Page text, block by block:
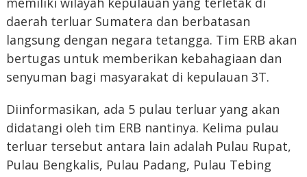
daerah terluar Sumatera dan berbatasan
langsung dengan negara tetangga. Tim ERB akan
bertugas untuk memberikan kebahagiaan dan
senyuman bagi masyarakat di kepulauan 3T.
Diinformasikan, ada 5 pulau terluar yang akan
didatangi oleh tim ERB nantinya. Kelima pulau
terluar tersebut antara lain adalah Pulau Rupat,
Pulau Bengkalis, Pulau Padang, Pulau Tebing